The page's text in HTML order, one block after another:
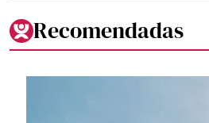
Recomendadas